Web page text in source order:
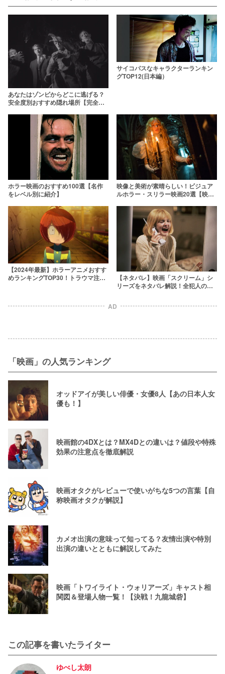
あなたはゾンビからどこに逃げる？
安全度別おすすめ隠れ場所【完全保
サイコパスなキャラクターランキン
グTOP12(日本編）
ホラー映画のおすすめ100選【名作
をレベル別に紹介】
映像と美術が素晴らしい！ビジュア
ルホラー・スリラー映画20選【映画
【2024年最新】ホラーアニメおすす
めランキングTOP30！トラウマ注意
【ネタバレ】映画「スクリーム」シ
リーズをネタバレ解説！全犯人の正
AD
「映画」の人気ランキング
オッドアイが美しい俳優・女優8人【あの日本人女
優も！】
映画館の4DXとは？MX4Dとの違いは？値段や特殊
効果の注意点を徹底解説
映画オタクがレビューで使いがちな5つの言葉【自
称映画オタクが解説】
カメオ出演の意味って知ってる？友情出演や特別
出演の違いとともに解説してみた
映画「トワイライト・ウォリアーズ」キャスト相
関図＆登場人物一覧！【決戦！九龍城砦】
この記事を書いたライター
ゆべし太朗